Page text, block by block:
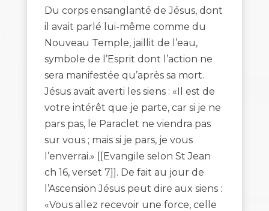
Du corps ensanglanté de Jésus, dont
il avait parlé lui-même comme du
Nouveau Temple, jaillit de l’eau,
symbole de l’Esprit dont l’action ne
sera manifestée qu’après sa mort.
Jésus avait averti les siens : «Il est de
votre intérêt que je parte, car si je ne
pars pas, le Paraclet ne viendra pas
sur vous ; mais si je pars, je vous
l’enverrai.» [[Evangile selon St Jean
ch 16, verset 7]]. De fait au jour de
l’Ascension Jésus peut dire aux siens :
«Vous allez recevoir une force, celle